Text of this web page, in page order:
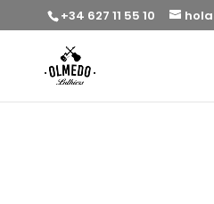
+34 627 11 55 10